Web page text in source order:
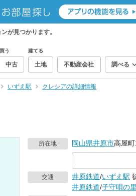
が見つかります。
う
中古
建てる
土地 不動産会社 調べる
いずえ駅 クレシアの詳細情報
所在地 岡山県井原市高屋
交通 井原鉄道/いずえ駅
井原鉄道/子守唄の